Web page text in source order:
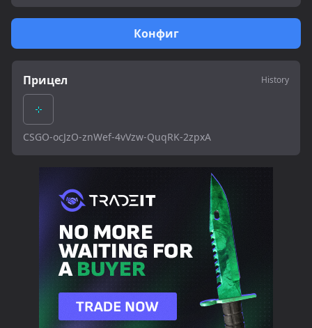
Конфиг
Прицел History
CSGO-ocJzO-znWef-4vVzw-QuqRK-2zpxA